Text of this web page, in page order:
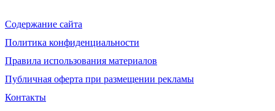
Содержание сайта
Политика конфиденциальности
Правила использования материалов
Публичная оферта при размещении рекламы
Контакты